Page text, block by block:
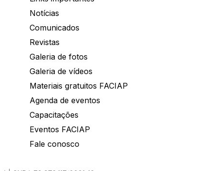
Notícias
Comunicados
Revistas
Galeria de fotos
Galeria de vídeos
Materiais gratuitos FACIAP
Agenda de eventos
Capacitações
Eventos FACIAP
Fale conosco